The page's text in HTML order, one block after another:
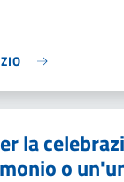
la
o